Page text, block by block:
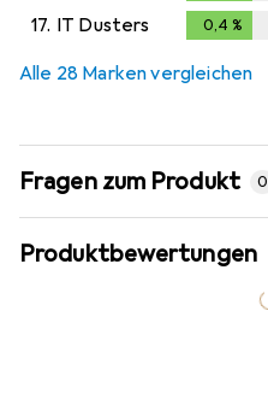
17. IT Dusters 0,4 %
Alle 28 Marken vergleichen
Fragen zum Produkt 0
Produktbewertungen